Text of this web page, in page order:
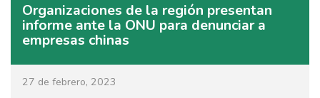
Organizaciones de la región presentan
informe ante la ONU para denunciar a
empresas chinas
27 de febrero, 2023